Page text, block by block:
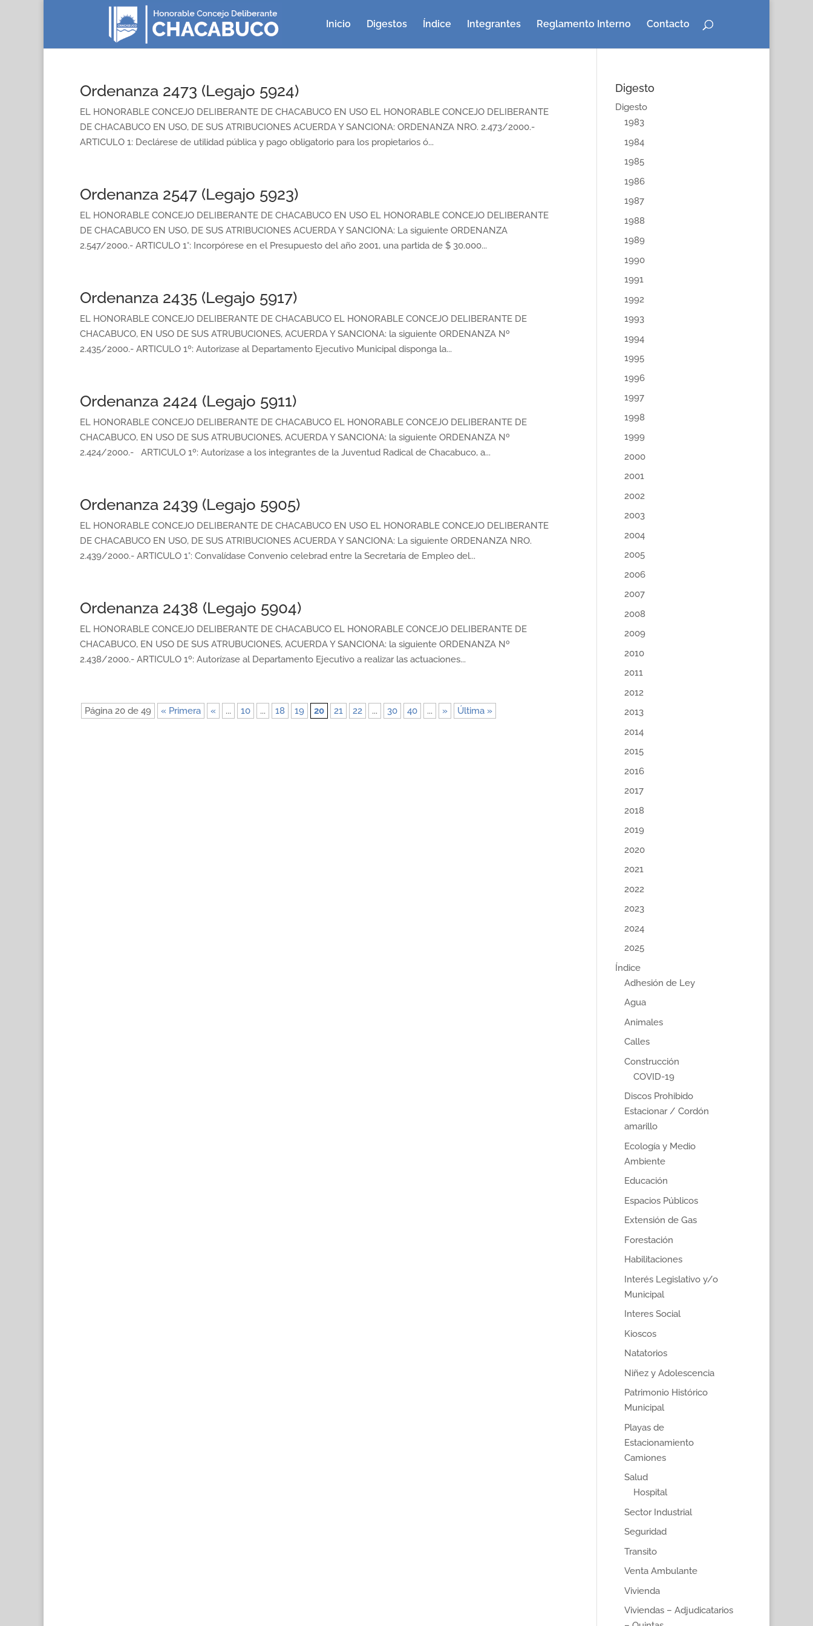
Inicio Digestos Índice Integrantes Reglamento Interno Contacto
Ordenanza 2473 (Legajo 5924)
EL HONORABLE CONCEJO DELIBERANTE DE CHACABUCO EN USO EL HONORABLE CONCEJO DELIBERANTE
DE CHACABUCO EN USO, DE SUS ATRIBUCIONES ACUERDA Y SANCIONA: ORDENANZA NRO. 2.473/2000.-
ARTICULO 1: Declárese de utilidad pública y pago obligatorio para los propietarios ó...
Ordenanza 2547 (Legajo 5923)
EL HONORABLE CONCEJO DELIBERANTE DE CHACABUCO EN USO EL HONORABLE CONCEJO DELIBERANTE
DE CHACABUCO EN USO, DE SUS ATRIBUCIONES ACUERDA Y SANCIONA: La siguiente ORDENANZA
2.547/2000.- ARTICULO 1°: Incorpórese en el Presupuesto del año 2001, una partida de $ 30.000...
Ordenanza 2435 (Legajo 5917)
EL HONORABLE CONCEJO DELIBERANTE DE CHACABUCO EL HONORABLE CONCEJO DELIBERANTE DE
CHACABUCO, EN USO DE SUS ATRUBUCIONES, ACUERDA Y SANCIONA: la siguiente ORDENANZA Nº
2.435/2000.- ARTICULO 1º: Autorizase al Departamento Ejecutivo Municipal disponga la...
Ordenanza 2424 (Legajo 5911)
EL HONORABLE CONCEJO DELIBERANTE DE CHACABUCO EL HONORABLE CONCEJO DELIBERANTE DE
CHACABUCO, EN USO DE SUS ATRUBUCIONES, ACUERDA Y SANCIONA: la siguiente ORDENANZA Nº
2.424/2000.- ARTICULO 1º: Autorízase a los integrantes de la Juventud Radical de Chacabuco, a...
Ordenanza 2439 (Legajo 5905)
EL HONORABLE CONCEJO DELIBERANTE DE CHACABUCO EN USO EL HONORABLE CONCEJO DELIBERANTE
DE CHACABUCO EN USO, DE SUS ATRIBUCIONES ACUERDA Y SANCIONA: La siguiente ORDENANZA NRO.
2.439/2000.- ARTICULO 1°: Convalídase Convenio celebrad entre la Secretaría de Empleo del...
Ordenanza 2438 (Legajo 5904)
EL HONORABLE CONCEJO DELIBERANTE DE CHACABUCO EL HONORABLE CONCEJO DELIBERANTE DE
CHACABUCO, EN USO DE SUS ATRUBUCIONES, ACUERDA Y SANCIONA: la siguiente ORDENANZA Nº
2.438/2000.- ARTICULO 1º: Autorízase al Departamento Ejecutivo a realizar las actuaciones...
Página 20 de 49 « Primera « ... 10 ... 18 19 20 21 22 ... 30 40 ... » Última »
Digesto
Digesto
1983
1984
1985
1986
1987
1988
1989
1990
1991
1992
1993
1994
1995
1996
1997
1998
1999
2000
2001
2002
2003
2004
2005
2006
2007
2008
2009
2010
2011
2012
2013
2014
2015
2016
2017
2018
2019
2020
2021
2022
2023
2024
2025
Índice
Adhesión de Ley
Agua
Animales
Calles
Construcción
COVID-19
Discos Prohibido
Estacionar / Cordón
amarillo
Ecología y Medio
Ambiente
Educación
Espacios Públicos
Extensión de Gas
Forestación
Habilitaciones
Interés Legislativo y/o
Municipal
Interes Social
Kioscos
Natatorios
Niñez y Adolescencia
Patrimonio Histórico
Municipal
Playas de
Estacionamiento
Camiones
Salud
Hospital
Sector Industrial
Seguridad
Transito
Venta Ambulante
Vivienda
Viviendas – Adjudicatarios